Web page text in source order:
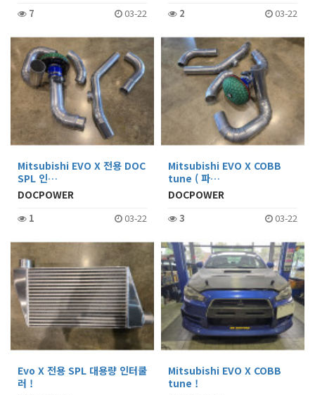
7 03-22 2 03-22
Mitsubishi EVO X 전용 DOC
SPL 인…
DOCPOWER
1 03-22
Mitsubishi EVO X COBB
tune ( 파…
DOCPOWER
3 03-22
Evo X 전용 SPL 대용량 인터쿨
러 !
Mitsubishi EVO X COBB
tune !